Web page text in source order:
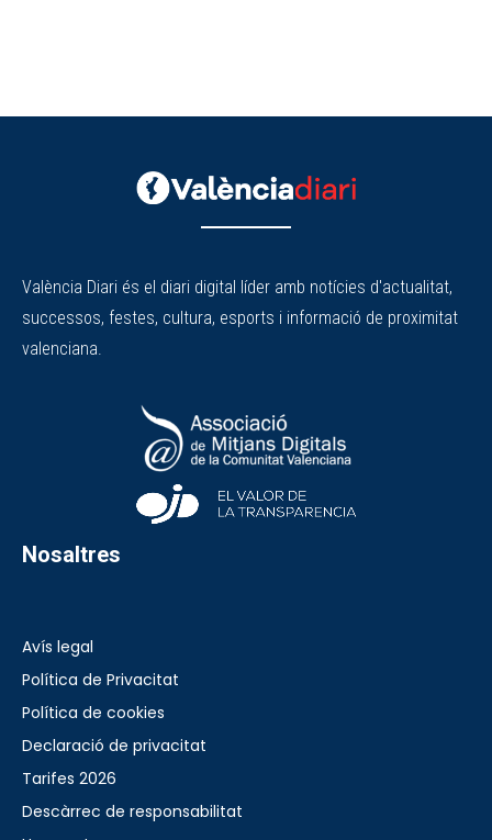
València Diari és el diari digital líder amb notícies d'actualitat,
successos, festes, cultura, esports i informació de proximitat
valenciana.
Nosaltres
Avís legal
Política de Privacitat
Política de cookies
Declaració de privacitat
Tarifes 2026
Descàrrec de responsabilitat